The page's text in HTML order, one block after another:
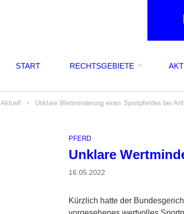
START RECHTSGEBIETE
Aktuell Unklare Wertminderung eines Sportpferdes bei
PFERD
Unklare
16.05.2022
Kürzlich hatte der